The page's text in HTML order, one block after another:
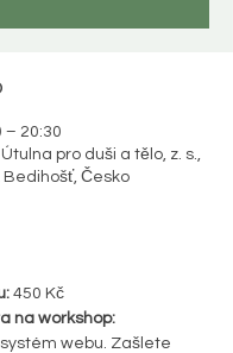
– 20:30
pro duši a tělo, z. s.,
Bedihošť, Česko
450 Kč
na workshop:
webu. Zašlete